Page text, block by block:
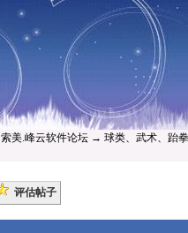
索美.峰云软件论坛 → 球类、武术、跆
评估帖子